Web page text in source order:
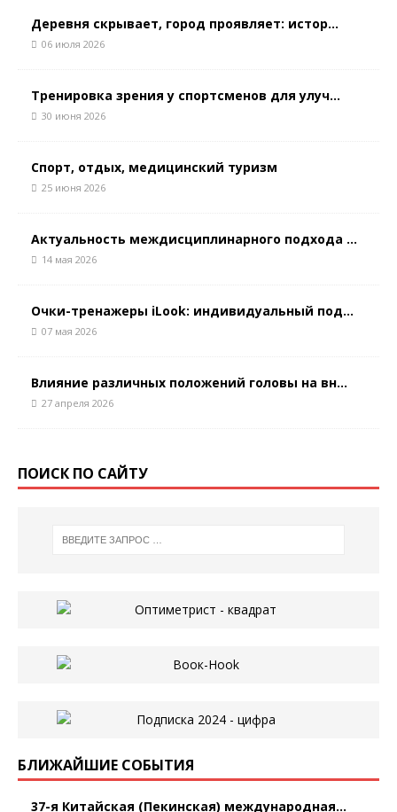
Деревня скрывает, город проявляет: истор...
06 июля 2026
Тренировка зрения у спортсменов для улуч...
30 июня 2026
Спорт, отдых, медицинский туризм
25 июня 2026
Актуальность междисциплинарного подхода ...
14 мая 2026
Очки-тренажеры iLook: индивидуальный под...
07 мая 2026
Влияние различных положений головы на вн...
27 апреля 2026
ПОИСК ПО САЙТУ
БЛИЖАЙШИЕ СОБЫТИЯ
37-я Китайская (Пекинская) международная...